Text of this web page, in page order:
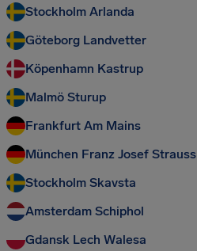
Stockholm Arlanda
Göteborg Landvetter
Köpenhamn Kastrup
Malmö Sturup
Frankfurt Am Mains
München Franz Josef Strauss
Stockholm Skavsta
Amsterdam Schiphol
Gdansk Lech Walesa